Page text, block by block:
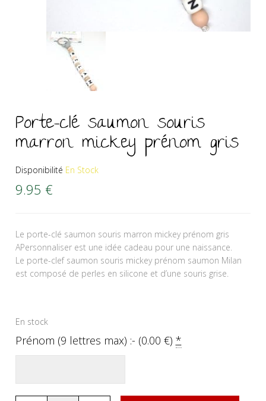
Porte-clé saumon souris
marron mickey prénom gris
Disponibilité En Stock
9.95 €
Le porte-clé saumon souris marron mickey prénom gris
APersonnaliser est une idée cadeau pour une naissance.
Le porte-clef saumon souris mickey prénom saumon Milan
est composé de perles en silicone et d’une souris grise.
En stock
Prénom (9 lettres max) :- (0.00€)*